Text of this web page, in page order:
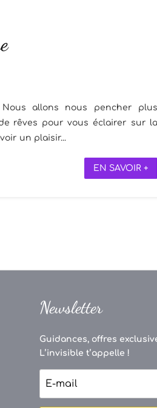
allons nous pencher plus
rêves pour vous éclairer sur la
un plaisir...
EN SAVOIR +
Newsletter
Guidances, offres
L’invisible t’appelle !